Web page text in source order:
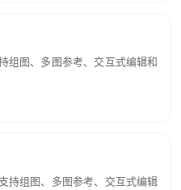
组图、多图参考、交互式编辑和
持组图、多图参考、交互式编辑